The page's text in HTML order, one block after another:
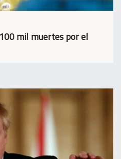
mil muertes por el